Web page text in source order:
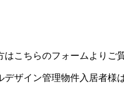
はこちらのフォームよりご
デザイン管理物件入居者